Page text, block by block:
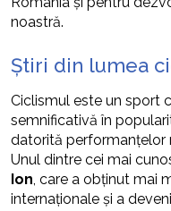
noastră.
Știri din lumea
Ciclismul este un sport
semnificativă în
datorită performanțelor
Unul dintre cei mai
Ion , care a obținut mai
internaționale și a